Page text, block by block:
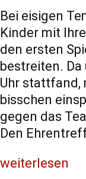
Bei eisigen
Kinder mit
den ersten
bestreiten. Da
Uhr stattfand,
bisschen
gegen das
Den
weiterlesen
wie die
Website
genutzt wird,
und helfen
uns somit
beim
verbessern
der Website.
Funktionen
Wird für